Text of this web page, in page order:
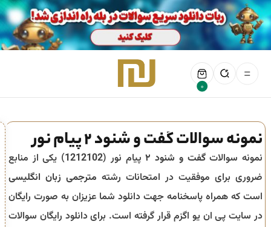
0
نمونه سوالات گفت و شنود ۲ پیام نور
نمونه سوالاتگفت و شنود ۲ پیام نور (1212102) یکی از منابع
ضروری برای موفقیت در امتحانات رشته مترجمی زبان انگلیسی
است که همراه پاسخنامه جهت دانلود شما عزیزان به صورت رایگان
در سایت پی ان یو اگزم قرار گرفته است. برای دانلود رایگان سوالات